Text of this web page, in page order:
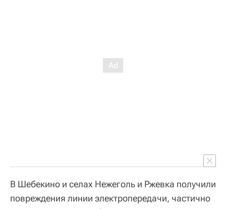
В Шебекино и селах Нежеголь и Ржевка получили
повреждения линии электропередачи, частично